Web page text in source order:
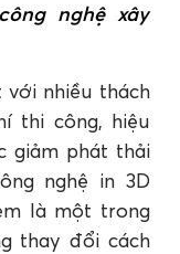
nghệ xây
nhiều thách
thi công, hiệu
giảm phát thải
nghệ in 3D
là một trong
thay đổi cách